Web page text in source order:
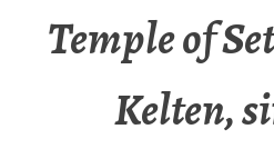
Temple of
Kelten,